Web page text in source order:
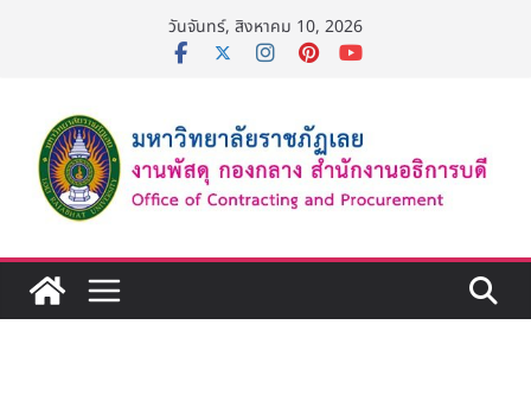
วันจันทร์, สิงหาคม 10, 2026